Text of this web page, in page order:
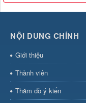
NỘI DUNG CHÍNH
Giới thiệu
Thành viên
Thăm dò ý kiến